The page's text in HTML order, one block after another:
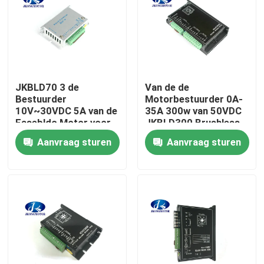
Fabrieksreis
Contacteer ons
Verzoek om een Citaat
Geïntegreerde DC-servomotor
Brushless gelijkstroom-Motor
JKBLD70 3 de
Bestuurder
10V~30VDC 5A van de
Fasebldc Motor voor
de Motor van 70W
BLDCAanvraag sturen
Van de de
Motorbestuurder 0A-
35A 300w van 50VDC
JKBLD300 Brushless
gelijkstroom Hoge
PrestatiesAanvraag sturen